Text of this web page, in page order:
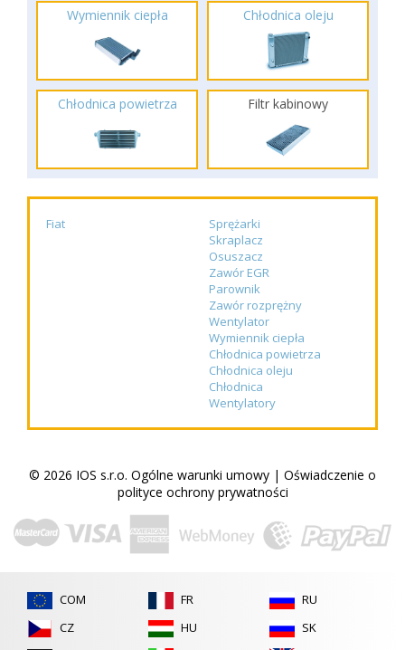
Wymiennik ciepła Chłodnica oleju
Chłodnica powietrza Filtr kabinowy
Fiat
Sprężarki
Skraplacz
Osuszacz
Zawór EGR
Parownik
Zawór rozprężny
Wentylator
Wymiennik ciepła
Chłodnica powietrza
Chłodnica oleju
Chłodnica
Wentylatory
© 2026 IOS s.r.o. Ogólne warunki umowy | Oświadczenie o
polityce ochrony prywatności
COM
CZ
FR
HU
RU
SK